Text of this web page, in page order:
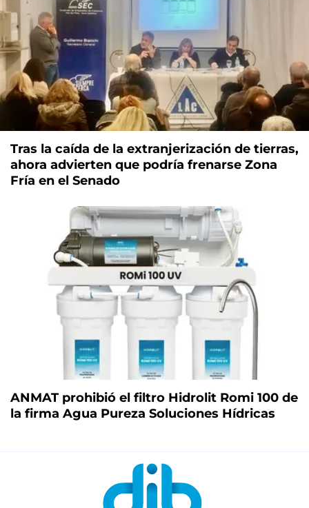
Tras la caída de la extranjerización de tierras,
ahora advierten que podría frenarse Zona
Fría en el Senado
ANMAT prohibió el filtro Hidrolit Romi 100 de
la firma Agua Pureza Soluciones Hídricas